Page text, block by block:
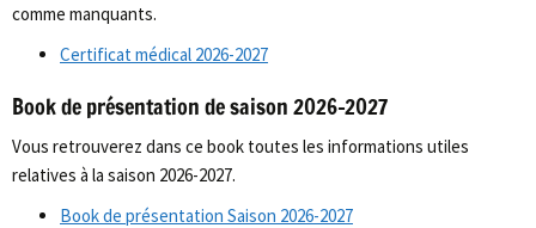
comme manquants.
Certificat médical 2026-2027
Book de présentation de saison 2026-2027
Vous retrouverez dans ce book toutes les informations utiles
relatives à la saison 2026-2027.
Book de présentation Saison 2026-2027